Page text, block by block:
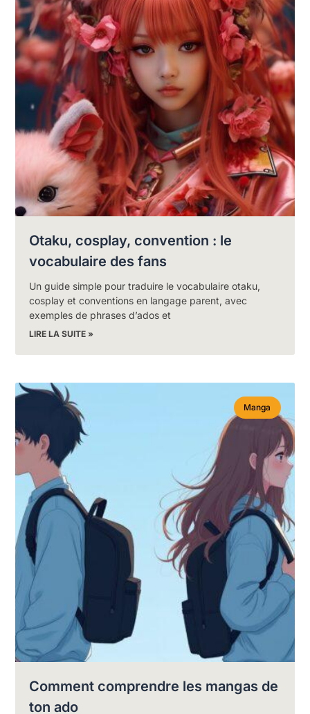
Otaku, cosplay, convention : le
vocabulaire des fans
Un guide simple pour traduire le vocabulaire otaku,
cosplay et conventions en langage parent, avec
exemples de phrases d’ados et
LIRE LA SUITE »
Manga
Comment comprendre les mangas de
ton ado